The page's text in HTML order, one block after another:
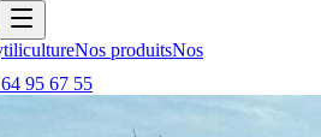
Nos produitsNos
95 67 55